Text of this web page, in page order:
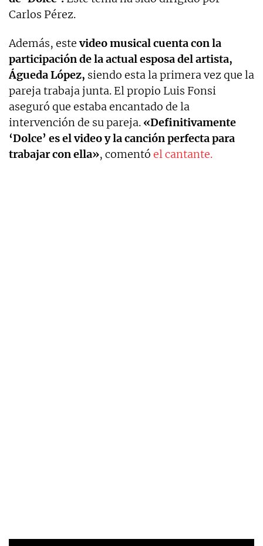
Carlos Pérez.
Además, estevideo musical cuenta con la
participación de la actual esposa del artista,
Águeda López, siendo esta la primera vez que la
pareja trabaja junta. El propio Luis Fonsi
aseguró que estaba encantado de la
intervención de su pareja. «Definitivamente
‘Dolce’ es el video y la canción perfecta para
trabajar con ella», comentó el cantante.